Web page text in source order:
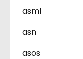
asml
asn
asos